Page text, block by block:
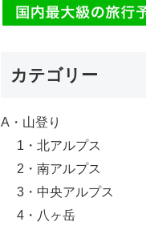
カテゴリー
A・山登り
1・北アルプス
2・南アルプス
3・中央アルプス
4・八ヶ岳